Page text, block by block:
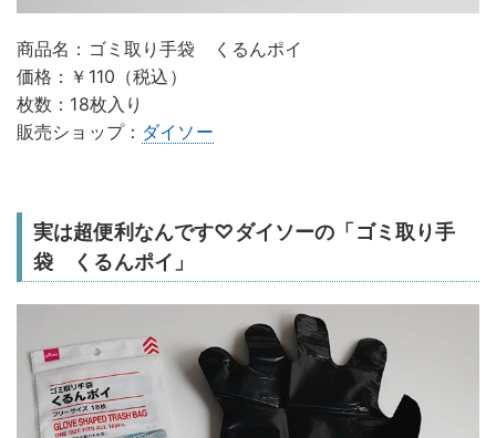
商品名：ゴミ取り手袋 くるんポイ
価格：￥110（税込）
枚数：18枚入り
販売ショップ： ダイソー
実は超便利なんです♡ダイソーの「ゴミ取り手
袋 くるんポイ」